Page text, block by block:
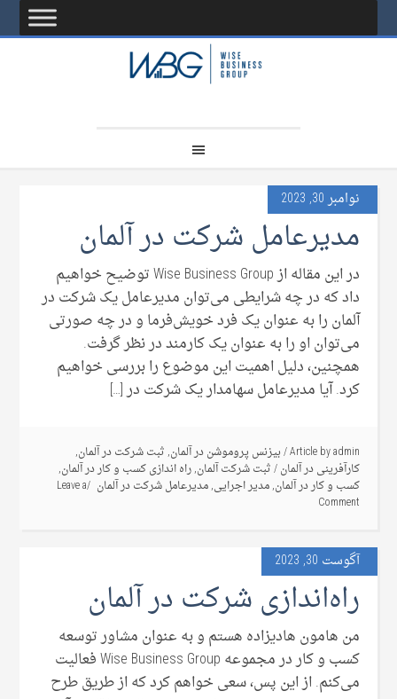
نوامبر 30, 2023
مدیرعامل شرکت در آلمان
در این مقاله از Wise Business Group توضیح خواهیم
داد که در چه شرایطی می‌توان مدیرعامل یک شرکت در
آلمان را به عنوان یک فرد خویش‌فرما و در چه صورتی
می‌توان او را به عنوان یک کارمند در نظر گرفت.
همچنین، دلیل اهمیت این موضوع را بررسی خواهیم
کرد. آیا مدیرعامل سهامدار یک شرکت در […]
Article byadmin
/بیزنس پروموشن در آلمان,ثبت شرکت در آلمان,
کارآفرینی در آلمان/ثبت شرکت آلمان,راه اندازی کسب و کار در آلمان,
کسب و کار در آلمان,مدیر اجرایی,مدیرعامل شرکت در آلمان Leave a
Comment
آگوست 30, 2023
راه‌اندازی شرکت در آلمان
من هامون هادیزاده هستم و به عنوان مشاور توسعه
کسب و کار در مجموعه Wise Business Group فعالیت
می‌کنم. از این پس، سعی خواهم کرد که از طریق طرح